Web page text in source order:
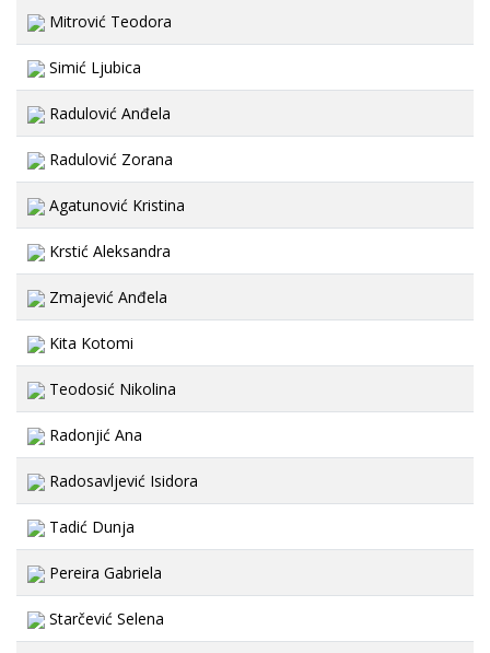
Mitrović Teodora
Simić Ljubica
Radulović Anđela
Radulović Zorana
Agatunović Kristina
Krstić Aleksandra
Zmajević Anđela
Kita Kotomi
Teodosić Nikolina
Radonjić Ana
Radosavljević Isidora
Tadić Dunja
Pereira Gabriela
Starčević Selena